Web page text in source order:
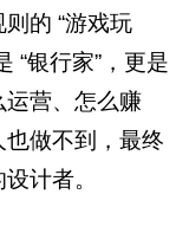
的 “游戏玩
“银行家”，更是
运营、怎么赚
做不到，最终
计者。